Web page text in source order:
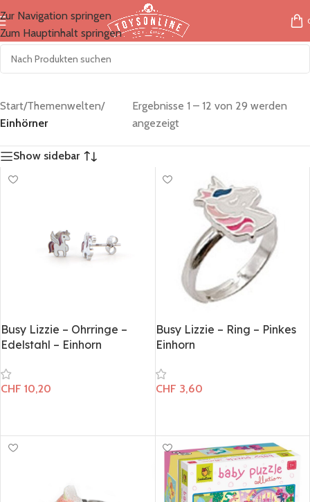
Zur Navigation springen
Zum Hauptinhalt springen
Start/Themenwelten/
Einhörner
Ergebnisse 1 – 12 von 29 werden
angezeigt
Show sidebar
Busy Lizzie – Ohrringe –
Edelstahl – Einhorn
CHF 10,20
Busy Lizzie – Ring – Pinkes
Einhorn
CHF 3,60